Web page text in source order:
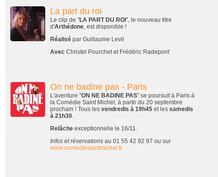
La part du roi
Le clip de "LA PART DU ROI", le nouveau titre
d'Arthédone , est disponible !
Réalisé par Guillaume Levil
Avec Christel Pourchet et Frédéric Radepont
On ne badine pas - Paris
L'aventure "ON NE BADINE PAS" se poursuit à Paris à
la Comédie Saint Michel, à partir du 20 septembre
prochain ! Tous lesvendredis à 19h45 et les samedis
à 21h30
Relâche exceptionnelle le 16/11.
Infos et réservations au 01 55 42 92 97 ou sur
www.comediesaintmichel.fr